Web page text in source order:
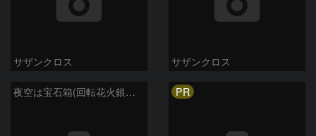
サザンクロス サザンクロス
夜空は宝石箱(回転花火銀河 M101) Seestar50 PR